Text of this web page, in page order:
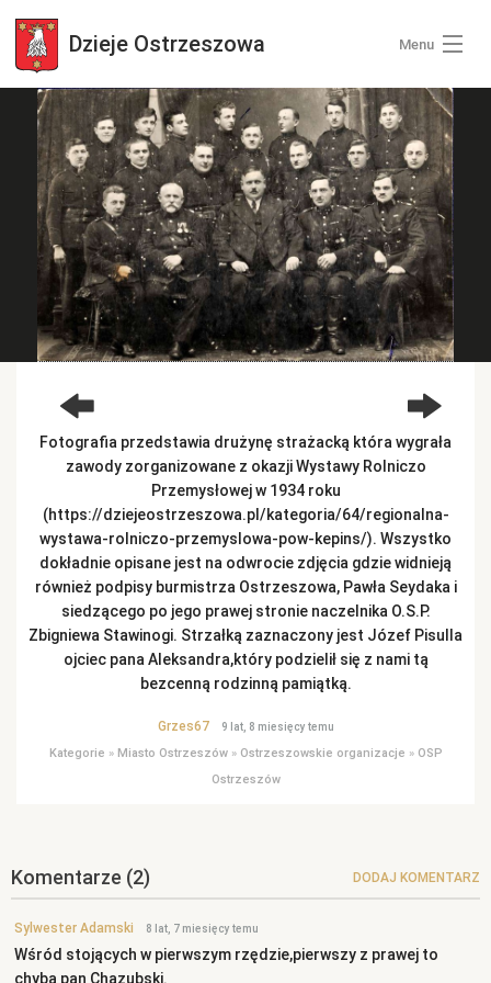
Dzieje Ostrzeszowa Menu
Wszystkie zdjęcia
Kategorie zdjęć
Zaloguj się
+ Dodaj zdjęcia
Fotografia przedstawia drużynę strażacką która wygrała
zawody zorganizowane z okazji Wystawy Rolniczo
Przemysłowej w 1934 roku
(https://dziejeostrzeszowa.pl/kategoria/64/regionalna-
wystawa-rolniczo-przemyslowa-pow-kepins/). Wszystko
dokładnie opisane jest na odwrocie zdjęcia gdzie widnieją
również podpisy burmistrza Ostrzeszowa, Pawła Seydaka i
siedzącego po jego prawej stronie naczelnika O.S.P.
Zbigniewa Stawinogi. Strzałką zaznaczony jest Józef Pisulla
ojciec pana Aleksandra,który podzielił się z nami tą
bezcenną rodzinną pamiątką.
Grzes67 9 lat, 8 miesięcy temu
Kategorie » Miasto Ostrzeszów» Ostrzeszowskie organizacje » OSP
Ostrzeszów
Komentarze (2) DODAJ KOMENTARZ
Sylwester Adamski 8 lat, 7 miesięcy temu
Wśród stojących w pierwszym rzędzie,pierwszy z prawej to
chyba pan Chazubski.